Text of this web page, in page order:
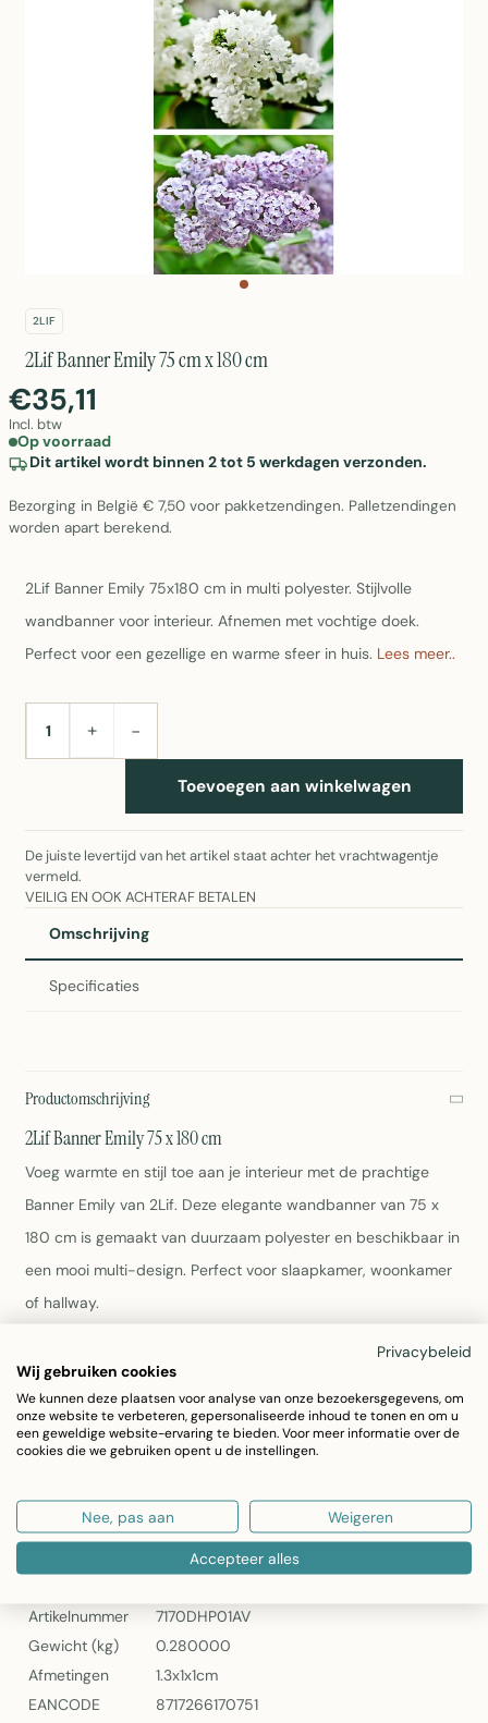
2LIF
2Lif Banner Emily 75 cm x 180 cm
€35,11
Incl. btw
Op voorraad
Dit artikel wordt binnen 2 tot 5 werkdagen verzonden.
Bezorging in België € 7,50 voor pakketzendingen. Palletzendingen
worden apart berekend.
2Lif Banner Emily 75x180 cm in multi polyester. Stijlvolle
wandbanner voor interieur. Afnemen met vochtige doek.
Perfect voor een gezellige en warme sfeer in huis. Lees meer..
AANTAL+ −
Toevoegen aan winkelwagen
De juiste levertijd van het artikel staat achter het vrachtwagentje
vermeld.
VEILIG EN OOK ACHTERAF BETALEN
Omschrijving
Specificaties
Productomschrijving
2Lif Banner Emily 75 x 180 cm
Voeg warmte en stijl toe aan je interieur met de prachtige
Banner Emily van 2Lif. Deze elegante wandbanner van 75 x
180 cm is gemaakt van duurzaam polyester en beschikbaar in
een mooi multi-design. Perfect voor slaapkamer, woonkamer
of hallway.
Materiaal: Polyester
Kleur: Multi
Gewicht: 280 gram
Onderhoud: Afnemen met een vochtige doek
2Lif Banner Emily 75 cm x 180 cm
Artikelnummer
7170DHP01AV
Gewicht (kg)
0.280000
Afmetingen
1.3x1x1cm
EANCODE
8717266170751
Privacybeleid
Wij gebruiken cookies
We kunnen deze plaatsen voor analyse van onze bezoekersgegevens, om
onze website te verbeteren, gepersonaliseerde inhoud te tonen en om u
een geweldige website-ervaring te bieden. Voor meer informatie over de
cookies die we gebruiken opent u de instellingen.
Nee, pas aan Weigeren
Accepteer alles